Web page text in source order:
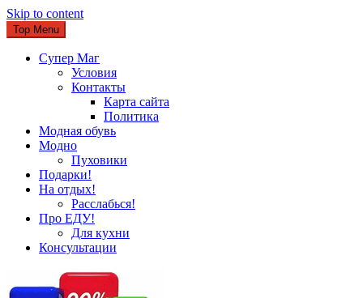
Skip to content
Top Menu
Супер Маг
Условия
Контакты
Карта сайта
Политика
Модная обувь
Модно
Пуховики
Подарки!
На отдых!
Расслабься!
Про ЕДУ!
Для кухни
Консультации